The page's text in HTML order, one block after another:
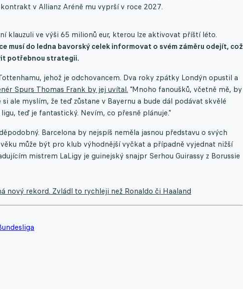
v Allianz Aréně mu vyprší v roce 2027.
klauzuli ve výši 65 milionů eur, kterou lze aktivovat příští léto.
musí do ledna bavorský celek informovat o svém záměru odejít, což
potřebnou strategii.
jehož je odchovancem. Dva roky zpátky Londýn opustil a
Spurs Thomas Frank by jej uvítal. "Mnoho fanoušků, včetně mě, by
ale myslím, že teď zůstane v Bayernu a bude dál podávat skvělé
teď je fantastický. Nevím, co přesně plánuje."
Barcelona by nejspíš neměla jasnou představu o svých
může být pro klub výhodnější vyčkat a případně vyjednat nižší
mistrem LaLigy je guinejský snajpr Serhou Guirassy z Borussie
nový rekord. Zvládl to rychleji než Ronaldo či Haaland